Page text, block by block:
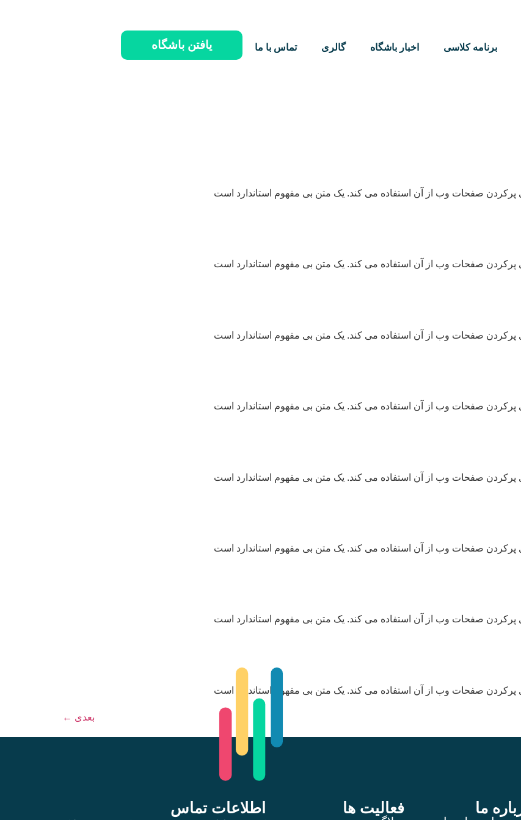
برنامه کلاسی اخبار باشگاه گالری تماس با ما یافتن باشگاه
پرکردن صفحات وب از آن استفاده می کند. یک متن بی مفهوم استاندارد است
پرکردن صفحات وب از آن استفاده می کند. یک متن بی مفهوم استاندارد است
پرکردن صفحات وب از آن استفاده می کند. یک متن بی مفهوم استاندارد است
پرکردن صفحات وب از آن استفاده می کند. یک متن بی مفهوم استاندارد است
پرکردن صفحات وب از آن استفاده می کند. یک متن بی مفهوم استاندارد است
پرکردن صفحات وب از آن استفاده می کند. یک متن بی مفهوم استاندارد است
پرکردن صفحات وب از آن استفاده می کند. یک متن بی مفهوم استاندارد است
پرکردن صفحات وب از آن استفاده می کند. یک متن بی مفهوم استاندارد است
بعدی ←
ما فعالیت ها اطلاعات تماس